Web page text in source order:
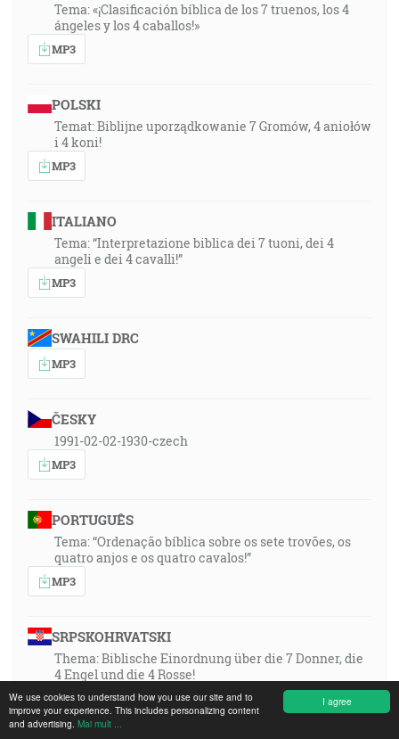
I agree
We use cookies to understand how you use our site and to
improve your experience. This includes personalizing content
and advertising. Mai mult ...
Tema: «¡Clasificación bíblica de los 7 truenos, los 4
ángeles y los 4 caballos!»
MP3
POLSKI
Temat: Biblijne uporządkowanie 7 Gromów, 4 aniołów
i 4 koni!
MP3
ITALIANO
Tema: “Interpretazione biblica dei 7 tuoni, dei 4
angeli e dei 4 cavalli!”
MP3
SWAHILI DRC
MP3
ČESKY
1991-02-02-1930-czech
MP3
PORTUGUÊS
Tema: “Ordenação bíblica sobre os sete trovões, os
quatro anjos e os quatro cavalos!”
MP3
SRPSKOHRVATSKI
Thema: Biblische Einordnung über die 7 Donner, die
4 Engel und die 4 Rosse!
MP3